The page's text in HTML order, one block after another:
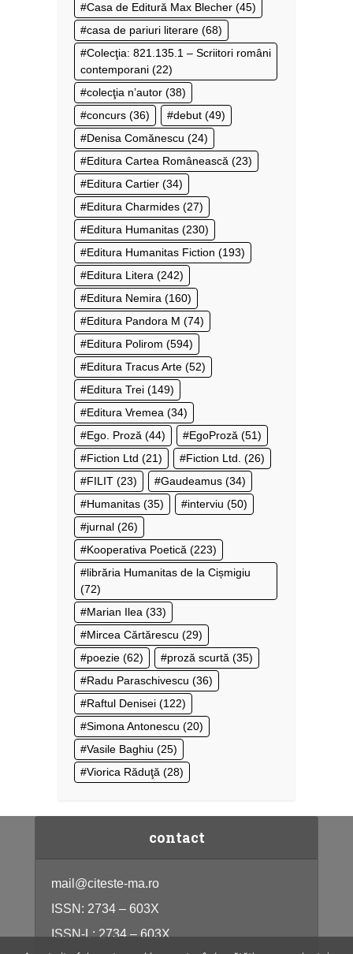
Casa de Editură Max Blecher (45)
casa de pariuri literare (68)
Colecţia: 821.135.1 – Scriitori români
contemporani (22)
colecţia n’autor (38)
concurs (36) debut (49)
Denisa Comănescu (24)
Editura Cartea Românească (23)
Editura Cartier (34)
Editura Charmides (27)
Editura Humanitas (230)
Editura Humanitas Fiction (193)
Editura Litera (242)
Editura Nemira (160)
Editura Pandora M (74)
Editura Polirom (594)
Editura Tracus Arte (52)
Editura Trei (149)
Editura Vremea (34)
Ego. Proză (44) EgoProză (51)
Fiction Ltd (21) Fiction Ltd. (26)
FILIT (23) Gaudeamus (34)
Humanitas (35) interviu (50)
jurnal (26)
Kooperativa Poetică (223)
librăria Humanitas de la Cișmigiu
(72)
Marian Ilea (33)
Mircea Cărtărescu (29)
poezie (62) proză scurtă (35)
Radu Paraschivescu (36)
Raftul Denisei (122)
Simona Antonescu (20)
Vasile Baghiu (25)
Viorica Răduţă (28)
contact
mail@citeste-ma.ro
ISSN: 2734 – 603X
ISSN-L: 2734 – 603X